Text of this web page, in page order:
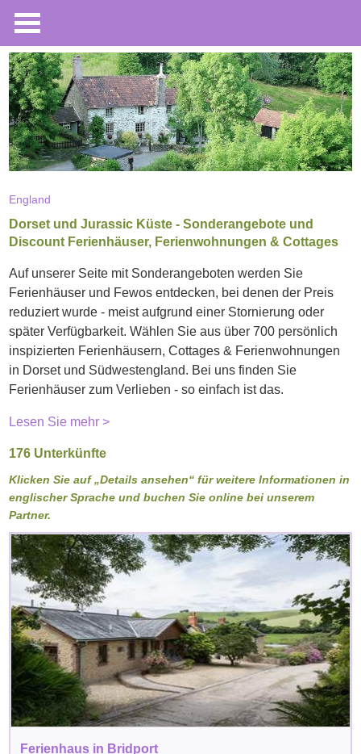
England
Dorset und Jurassic Küste - Sonderangebote und
Discount Ferienhäuser, Ferienwohnungen & Cottages
Auf unserer Seite mit Sonderangeboten werden Sie
Ferienhäuser und Fewos entdecken, bei denen der Preis
reduziert wurde - meist aufgrund einer Stornierung oder
später Verfügbarkeit. Wählen Sie aus über 700 persönlich
inspizierten Ferienhäusern, Cottages & Ferienwohnungen
in Dorset und Südwestengland. Bei uns finden Sie
Ferienhäuser zum Verlieben - so einfach ist das.
Lesen Sie mehr >
176 Unterkünfte
Klicken Sie auf „Details ansehen“ für weitere Informationen in
englischer Sprache und buchen Sie online bei unserem
Partner.
Ferienhaus in Bridport